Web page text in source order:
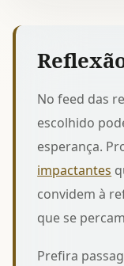
No feed das
escolhido
esperança.
impactantes
convidem à
que se
Prefira